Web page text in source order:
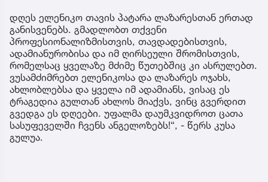
დღეს ელენიკო თავის პატარა ლაზარესთან ერთად
განისვენებს. გმადლობთ თქვენი
პროფესიონალიზმისთვის, თავდადებისთვის,
ადამიანურობისა და იმ ღირსეული შრომისთვის,
რომელსაც ყველაზე მძიმე წუთებშიც კი ასრულებთ.
ვუსამძიმრებთ ელენიკოსა და ლაზარეს ოჯახს,
ახლობლებსა და ყველა იმ ადამიანს, ვისაც ეს
ტრაგედია გულთან ახლოს მიაქვს, ვინც გვერდით
გვედგა ეს დღეები. უფალმა დაუმკვიდროთ ცათა
სასუფეველში ჩვენს ანგელოზებს!“, - წერს კუსა
გულუა.